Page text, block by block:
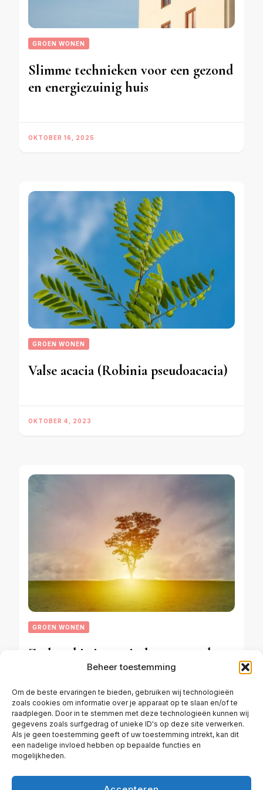
Beheer toestemming
Om de beste ervaringen te bieden, gebruiken wij technologieën
zoals cookies om informatie over je apparaat op te slaan en/of te
raadplegen. Door in te stemmen met deze technologieën kunnen wij
gegevens zoals surfgedrag of unieke ID's op deze site verwerken.
Als je geen toestemming geeft of uw toestemming intrekt, kan dit
een nadelige invloed hebben op bepaalde functies en
mogelijkheden.
GROEN WONEN
Slimme technieken voor een gezond
en energiezuinig huis
OKTOBER 16, 2025
GROEN WONEN
Valse acacia (Robinia pseudoacacia)
OKTOBER 4, 2023
GROEN WONEN
Zo houd je jouw sierkers gezond:
alles over snoeien en verzorging
FEBRUARI 14, 2026